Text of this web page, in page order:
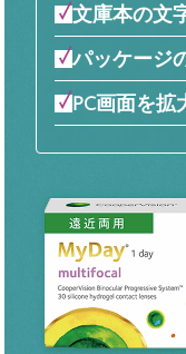
文庫本の文
パッケージ
PC画面を拡